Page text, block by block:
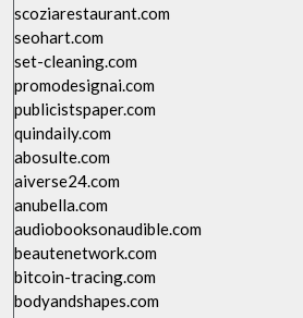
scoziarestaurant.com
seohart.com
set-cleaning.com
promodesignai.com
publicistspaper.com
quindaily.com
abosulte.com
aiverse24.com
anubella.com
audiobooksonaudible.com
beautenetwork.com
bitcoin-tracing.com
bodyandshapes.com